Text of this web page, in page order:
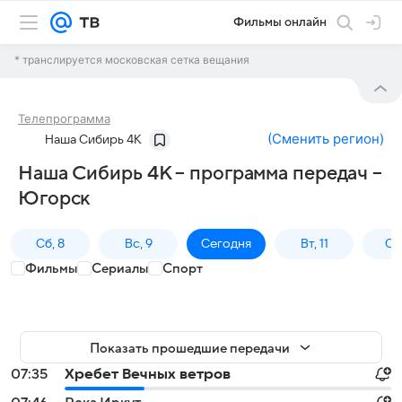
Фильмы онлайн
* транслируется московская сетка вещания
Телепрограмма
Наша Сибирь 4К (Сменить регион)
Наша Сибирь 4К – программа передач –
Югорск
Сб, 8 Вс, 9 Сегодня Вт, 11
Фильмы Сериалы Спорт
Показать прошедшие передачи
07:35
Хребет Вечных ветров